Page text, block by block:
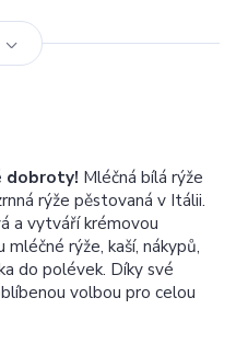
dobroty! Mléčná bílá rýže
rýže pěstovaná v Itálii.
a vytváří krémovou
rýže, kaší, nákypů,
do polévek. Díky své
volbou pro celou